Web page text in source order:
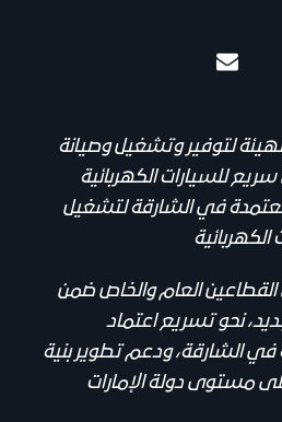
لتوفير وتشغيل وصيانة
شاحن سريع للسيارات الكهربائية
في الشارقة لتشغيل
العام والخاص ضمن
نحو تسريع اعتماد
في الشارقة، ودعم تطوير بنية
مستوى دولة الإمارات